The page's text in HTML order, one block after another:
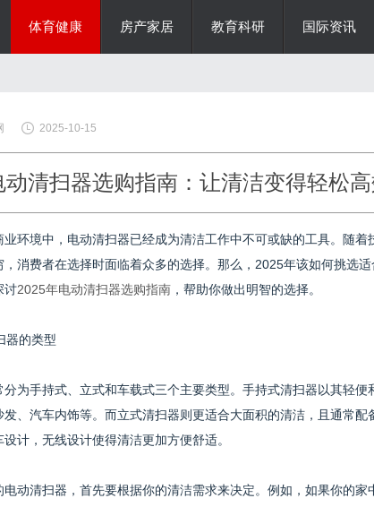
体育健康 房产家居 教育科研 国际资讯
2025-10-15
动清扫器选购指南：让清洁变得轻松
业环境中，电动清扫器已经成为清洁工作中不可或缺的工具。随着
，消费者在选择时面临着众多的选择。那么，2025年该如何挑选
讨2025年电动清扫器选购指南 ，帮助你做出明智的选择。
器的类型
分为手持式、立式和车载式三个主要类型。手持式清扫器以其轻
发、汽车内饰等。而立式清扫器则更适合大面积的清洁，且通常
计，无线设计使得清洁更加方便舒适。
电动清扫器，首先要根据你的清洁需求来决定。例如，如果你的